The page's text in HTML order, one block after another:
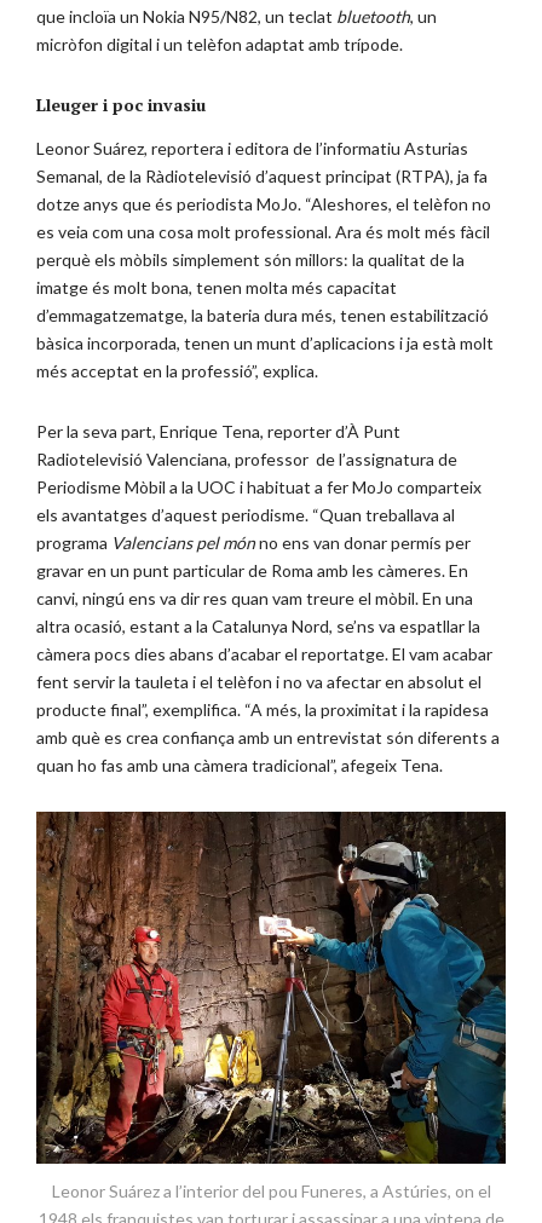
que incloïa un Nokia N95/N82, un teclat bluetooth, un
micròfon digital i un telèfon adaptat amb trípode.
Lleuger i poc invasiu
Leonor Suárez, reportera i editora de l’informatiu Asturias
Semanal, de la Ràdiotelevisió d’aquest principat (RTPA), ja fa
dotze anys que és periodista MoJo. “Aleshores, el telèfon no
es veia com una cosa molt professional. Ara és molt més fàcil
perquè els mòbils simplement són millors: la qualitat de la
imatge és molt bona, tenen molta més capacitat
d’emmagatzematge, la bateria dura més, tenen estabilització
bàsica incorporada, tenen un munt d’aplicacions i ja està molt
més acceptat en la professió”, explica.
Per la seva part, Enrique Tena, reporter d’À Punt
Radiotelevisió Valenciana, professor de l’assignatura de
Periodisme Mòbil a la UOC i habituat a fer MoJo comparteix
els avantatges d’aquest periodisme. “Quan treballava al
programa Valencians pel mónno ens van donar permís per
gravar en un punt particular de Roma amb les càmeres. En
canvi, ningú ens va dir res quan vam treure el mòbil. En una
altra ocasió, estant a la Catalunya Nord, se’ns va espatllar la
càmera pocs dies abans d’acabar el reportatge. El vam acabar
fent servir la tauleta i el telèfon i no va afectar en absolut el
producte final”, exemplifica. “A més, la proximitat i la rapidesa
amb què es crea confiança amb un entrevistat són diferents a
quan ho fas amb una càmera tradicional”, afegeix Tena.
Leonor Suárez a l’interior del pou Funeres, a Astúries, on el
1948 els franquistes van torturar i assassinar a una vintena de